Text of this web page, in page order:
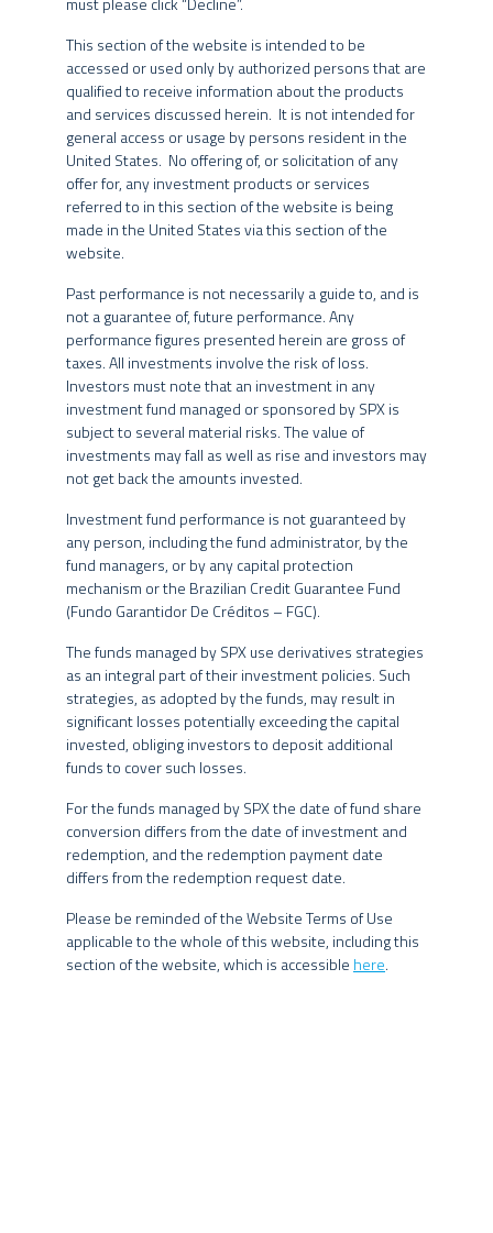
Fundos de Investimento não contam com a garantia do
administrador do fundo, do gestor da carteira, de qualquer
mecanismo de seguro ou, ainda, do Fundo Garantidor de Créditos
– FGC.
Nos fundos geridos pelo Grupo SPX, a data de conversão de cotas
pode ser diversa da data de aplicação e de resgate, e a data de
pagamento do resgate pode ser diversa da data do pedido de
resgate.
é líquida das taxas de administração, de performance e dos outros
custos pertinentes ao fundo, mas não é líquida de impostos. Para
avaliação da performance do fundo de investimento, é
recomendável uma análise de, no mínimo, 12 (doze) meses. A
rentabilidade obtida no passado não representa garantia de
rentabilidade futura.
Os fundos geridos pelo Grupo SPX podem utilizar estratégias com
derivativos como parte integrante de sua política de investimento.
significativas perdas patrimoniais para seus cotistas, podendo,
inclusive, acarretar tanto perdas superiores ao capital aplicado,
quanto uma consequente obrigação do cotista de aportar recursos
adicionais para cobrir o prejuízo do fundo.
Eventuais fundos geridos pelo Grupo SPX estão autorizados a
realizar aplicações em ativos financeiros no exterior. Os fundos
podem ainda estar expostos a uma significativa concentração em
ativos de poucos emissores, com riscos daí decorrentes. Não há
garantia de que os fundos multimercados terão o tratamento
tributário para fundos de longo prazo.
O Grupo SPX, seus administradores, sócios e funcionários não se
responsabilizam pela publicação acidental de informações
incorretas, e isentam-se de responsabilidade sobre quaisquer
danos resultantes direta ou indiretamente da utilização das
O conteúdo deste website não pode ser copiado, reproduzido,
publicado, retransmitido ou distribuído, no todo ou em parte, por
corporativas de companhias de capital aberto, como
debêntures, FIDCs, notas promissórias, letras financeiras,
CDBs, entre outros instrumentos. O fundo tem como objetivo
oferecer acesso às melhores oportunidades do mercado de
crédito, se alavancando na gestão ativa e na sinergia com
áreas de pesquisa macro e de ações da SPX. O SPX Seahawk
é adaptado à resolução do CMN 4.994 e só poderá utilizar
derivativos para fins dehedge.
PÚBLICO ALVO
O Fundo receberá recursos de pessoas físicas ou jurídicas em
geral, bem como de fundos de investimento e fundos de
investimento em cotas de fundos de investimento, inclusive
Entidades Fechadas de Previdência Complementar (EFPC).
INFORMAÇÕES GERAIS
DATA DE INÍCIO
18/12/2019
CLASSIFICAÇÃO
ANBIMA
Renda Fixa Duração Crédito
Livre
APLICAÇÃO INICIAL
MÍNIMA
R$ 1.000,00
MOVIMENTAÇÃO
MÍNIMA
R$ 500,00
SALDO MÍNIMO
R$ 1.000,00
HORÁRIO DE
MOVIMENTAÇÃO
14:30
COTA DE
APLICAÇÃO
Cota do dia da disponibilidade
dos recursos (D+0)
COTA DE RESGATE
Cota de D+30 dias corridos
após a solicitação de resgate
PAGAMENTO DO
RESGATE
1º dia útil subsequente a
conversão de cotas
TAXA DE
ANTECIPAÇÃO DE
Não Há
This section of the website is intended to be
accessed or used only by authorized persons that are
qualified to receive information about the products
and services discussed herein. It is not intended for
general access or usage by persons resident in the
United States. No offering of, or solicitation of any
offer for, any investment products or services
referred to in this section of the website is being
made in the United States via this section of the
website.
Past performance is not necessarily a guide to, and is
not a guarantee of, future performance. Any
performance figures presented herein are gross of
taxes. All investments involve the risk of loss.
Investors must note that an investment in any
investment fund managed or sponsored by SPX is
subject to several material risks. The value of
investments may fall as well as rise and investors may
not get back the amounts invested.
Investment fund performance is not guaranteed by
any person, including the fund administrator, by the
fund managers, or by any capital protection
mechanism or the Brazilian Credit Guarantee Fund
(Fundo Garantidor De Créditos – FGC).
The funds managed by SPX use derivatives strategies
as an integral part of their investment policies. Such
strategies, as adopted by the funds, may result in
significant losses potentially exceeding the capital
invested, obliging investors to deposit additional
funds to cover such losses.
For the funds managed by SPX the date of fund share
conversion differs from the date of investment and
redemption, and the redemption payment date
differs from the redemption request date.
Please be reminded of the Website Terms of Use
applicable to the whole of this website, including this
section of the website, which is accessible here.